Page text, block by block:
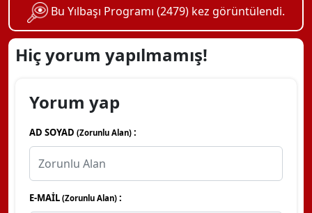
Bu Yılbaşı Programı (2479) kez görüntülendi.
Hiç yorum yapılmamış!
Yorum yap
AD SOYAD (Zorunlu Alan) :
E-MAİL (Zorunlu Alan) :